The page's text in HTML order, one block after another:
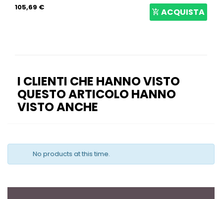
105,69 € ACQUISTA
I CLIENTI CHE HANNO VISTO
QUESTO ARTICOLO HANNO
VISTO ANCHE
No products at this time.